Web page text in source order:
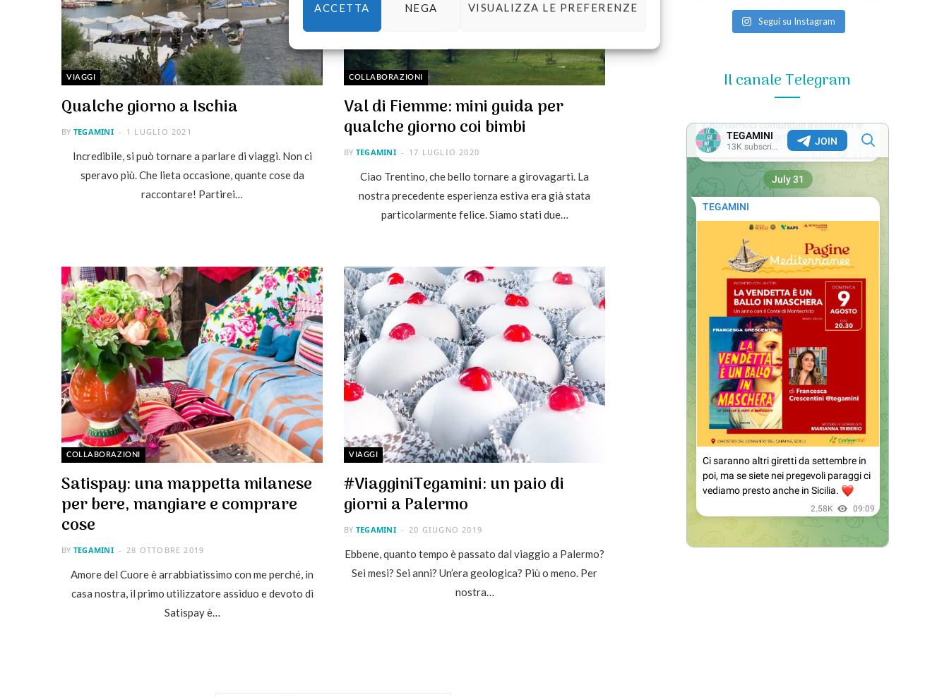
ACCETTA NEGA VISUALIZZA LE PREFERENZE
VIAGGI
Qualche giorno a Ischia
BY TEGAMINI 1 LUGLIO 2021
Incredibile, si può tornare a parlare di viaggi. Non ci
speravo più. Che lieta occasione, quante cose da
raccontare! Partirei…
COLLABORAZIONI
Val di Fiemme: mini guida per
qualche giorno coi bimbi
BY TEGAMINI 17 LUGLIO 2020
Ciao Trentino, che bello tornare a girovagarti. La
nostra precedente esperienza estiva era già stata
particolarmente felice. Siamo stati due…
COLLABORAZIONI
Satispay: una mappetta milanese
per bere, mangiare e comprare
cose
BY TEGAMINI 28 OTTOBRE 2019
Amore del Cuore è arrabbiatissimo con me perché, in
casa nostra, il primo utilizzatore assiduo e devoto di
Satispay è…
VIAGGI
#ViagginiTegamini: un paio di
giorni a Palermo
BY TEGAMINI 20 GIUGNO 2019
Ebbene, quanto tempo è passato dal viaggio a Palermo?
Sei mesi? Sei anni? Un’era geologica? Più o meno. Per
nostra…
Segui su Instagram
Il canale Telegram